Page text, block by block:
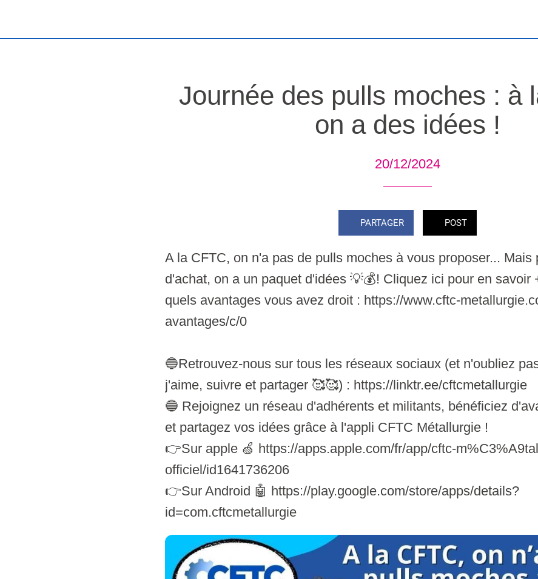
Journée des pulls moches : à
on a des idées !
20/12/2024
PARTAGER POST
A la CFTC, on n'a pas de pulls moches à vous proposer... Mais
d'achat, on a un paquet d'idées 💡💰! Cliquez ici pour en savoir
quels avantages vous avez droit : https://www.cftc-
avantages/c/0
🔵Retrouvez-nous sur tous les réseaux sociaux (et n'oubliez
j'aime, suivre et partager 🥰🥰) : https://linktr.ee/cftcmetallurgie
🔵 Rejoignez un réseau d'adhérents et militants, bénéficiez
et partagez vos idées grâce à l'appli CFTC Métallurgie !
👉Sur apple 🍏 https://apps.apple.com/fr/app/cftc-
officiel/id1641736206
👉Sur Android 🤖 https://play.google.com/store/apps/details?
id=com.cftcmetallurgie